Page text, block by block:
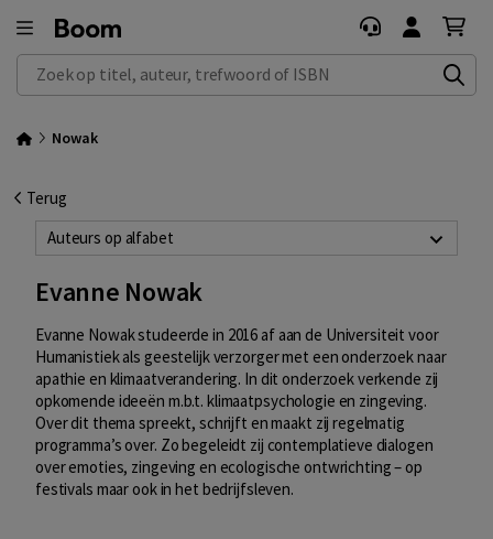
Zoek op titel, auteur, trefwoord of ISBN
Nowak
Terug
Auteurs op alfabet
Evanne Nowak
Evanne Nowak studeerde in 2016 af aan de Universiteit voor
Humanistiek als geestelijk verzorger met een onderzoek naar
apathie en klimaatverandering. In dit onderzoek verkende zij
opkomende ideeën m.b.t. klimaatpsychologie en zingeving.
Over dit thema spreekt, schrijft en maakt zij regelmatig
programma’s over. Zo begeleidt zij contemplatieve dialogen
over emoties, zingeving en ecologische ontwrichting – op
festivals maar ook in het bedrijfsleven.